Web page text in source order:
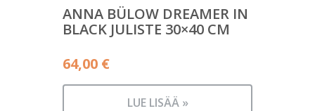
ANNA BÜLOW DREAMER IN
BLACK JULISTE 30×40 CM
64,00 €
LUE LISÄÄ »